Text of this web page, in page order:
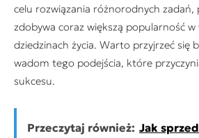
celu rozwiązania różnorodnych zadań,
zdobywa coraz większą popularność w
dziedzinach życia. Warto przyjrzeć się
wadom tego podejścia, które
sukcesu.
Przeczytaj również: Jak